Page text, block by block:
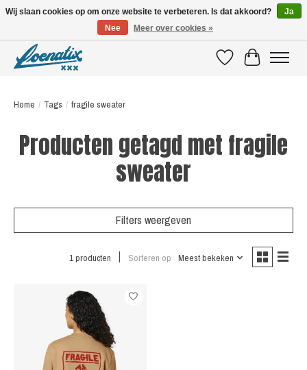
VerlanglijstWinkelwagen
Home / Tags / fragile sweater
Producten getagd met fragile
sweater
Filters weergeven
1 producten Sorteren op Meest bekeken
Wij slaan cookies op om onze website te verbeteren. Is dat akkoord?
Ja
Nee
Meer over cookies »